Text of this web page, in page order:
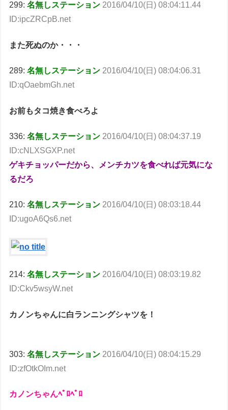
299:名無しステーション2016/04/10(日) 08:04:11.44
ID:ipcZRCpB.net
また死ぬのか・・・
289:名無しステーション 2016/04/10(日) 08:04:06.31
ID:qOaebmGh.net
お前もタコ焼き食べろよ
336:名無しステーション 2016/04/10(日) 08:04:37.19
ID:cNLXSGXP.net
ゲキチョッパーだから、メンチカツを食べれば元気にな
るだろ
210:名無しステーション2016/04/10(日) 08:03:18.44
ID:ugoA6Qs6.net
214:名無しステーション 2016/04/10(日) 08:03:19.82
ID:Ckv5wsyW.net
カノンちゃんに白ランニングシャツを！
303:名無しステーション 2016/04/10(日) 08:04:15.29
ID:zfOtkOIm.net
カノンちゃんﾍﾟﾛﾍﾟﾛ